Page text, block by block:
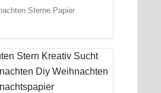
Sterne Papier